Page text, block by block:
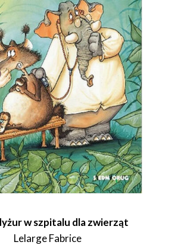
w szpitalu dla zwierząt
Lelarge Fabrice